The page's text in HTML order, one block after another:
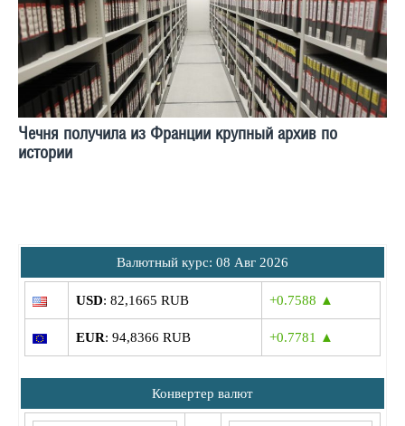
Чечня получила из Франции крупный архив по
истории
Bалютный курс: 08 Авг 2026
USD: 82,1665 RUB +0.7588 ▲
EUR: 94,8366 RUB +0.7781 ▲
Конвертер валют